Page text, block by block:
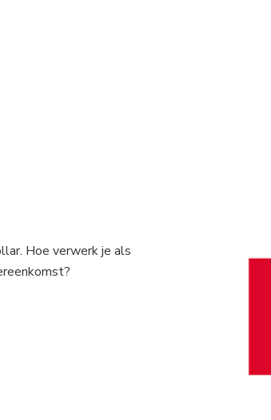
Hoe verwerk je als